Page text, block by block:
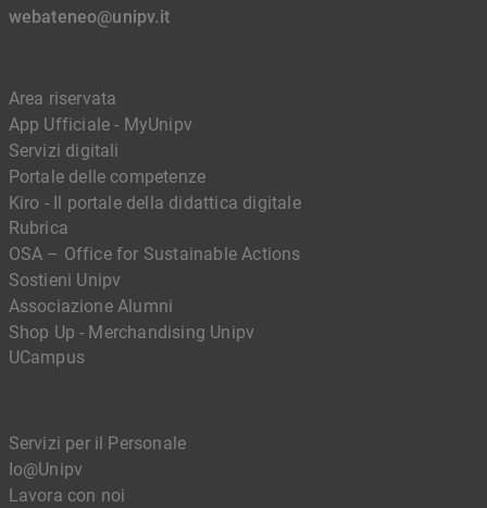
webateneo@unipv.it
Area riservata
App Ufficiale - MyUnipv
Servizi digitali
Portale delle competenze
Kiro - Il portale della didattica digitale
Rubrica
OSA – Office for Sustainable Actions
Sostieni Unipv
Associazione Alumni
Shop Up - Merchandising Unipv
UCampus
Servizi per il Personale
Io@Unipv
Lavora con noi